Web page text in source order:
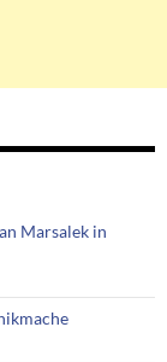
Marsalek in